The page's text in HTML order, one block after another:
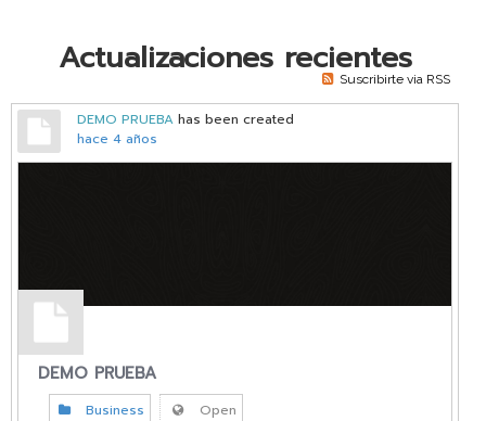
vBox
vPages
Notifications
Actualizaciones recientes
Suscribirte via RSS
DEMO PRUEBA has been created
hace 4 años
DEMO PRUEBA
Business Open